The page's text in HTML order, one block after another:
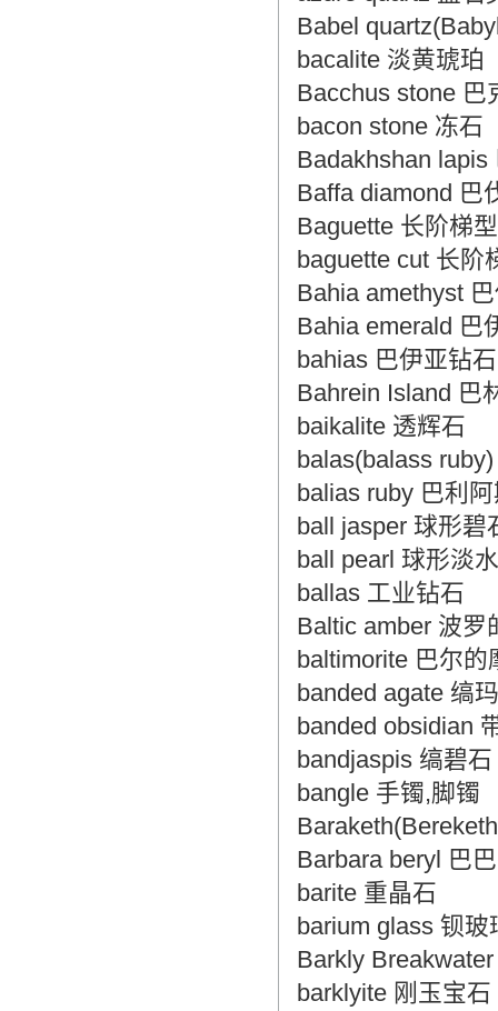
Babel
bacalite 淡黄琥珀
Bacchus stone 巴
bacon stone 冻石
Badakhshan lapis
Baffa diamond 巴
Baguette 长阶梯
baguette cut 长阶
Bahia amethyst
Bahia emerald 巴
bahias 巴伊亚钻石
Bahrein Island 巴
baikalite 透辉石
balas(balass
balias ruby 巴利
ball jasper 球形碧
ball pearl 球形淡
ballas 工业钻石
Baltic amber 波罗
baltimorite 巴尔
banded agate 缟
banded obsidian
bandjaspis 缟碧石
bangle 手镯,脚镯
Barbara beryl 巴
barite 重晶石
barium glass 钡玻
Barkly
barklyite 刚玉宝石